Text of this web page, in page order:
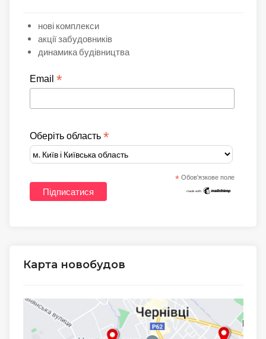
нові комплекси
акції забудовників
динамика будівництва
Email *
Оберіть область *
* Обов'язкове поле
Карта новобудов